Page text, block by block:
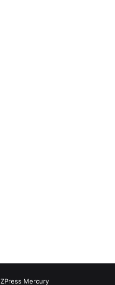
ZPress Mercury